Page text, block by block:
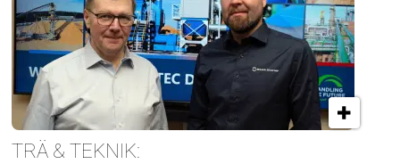
TRÄ & TEKNIK: